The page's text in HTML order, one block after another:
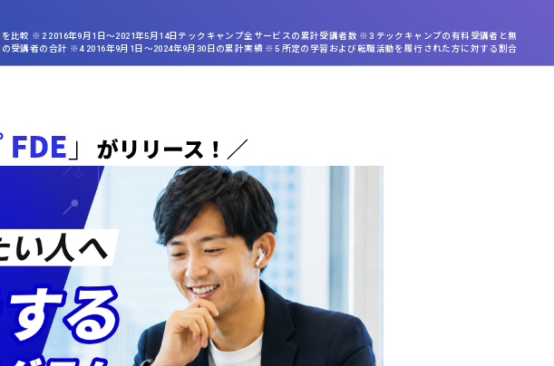
較 ※2 2016年9月1日〜2021年5月14日テックキャンプ全サービスの累計受講者数 ※3 テックキャンプの有料受講者と無
受講者の合計 ※4 2016年9月1日〜2024年9月30日の累計実績 ※5 所定の学習および転職活動を履行された方に対する割合